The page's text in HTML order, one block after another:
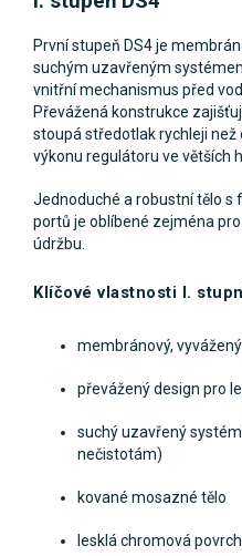
První stupeň DS4 je
suchým uzavřeným
vnitřní mechanismus před
Převážená konstrukce
stoupá středotlak rychleji než
výkonu regulátoru ve větších
Jednoduché a robustní tělo
portů je oblíbené zejména
údržbu.
Klíčové vlastnosti I.
membránový,
převážený design pro
suchý uzavřený
nečistotám)
kované mosazné tělo
lesklá chromová